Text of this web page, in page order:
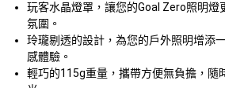
玩客水晶燈罩，讓您的Goal Zero照明燈
氛圍。
玲瓏剔透的設計，為您的戶外照明增添
感體驗。
輕巧的115g重量，攜帶方便無負擔，隨